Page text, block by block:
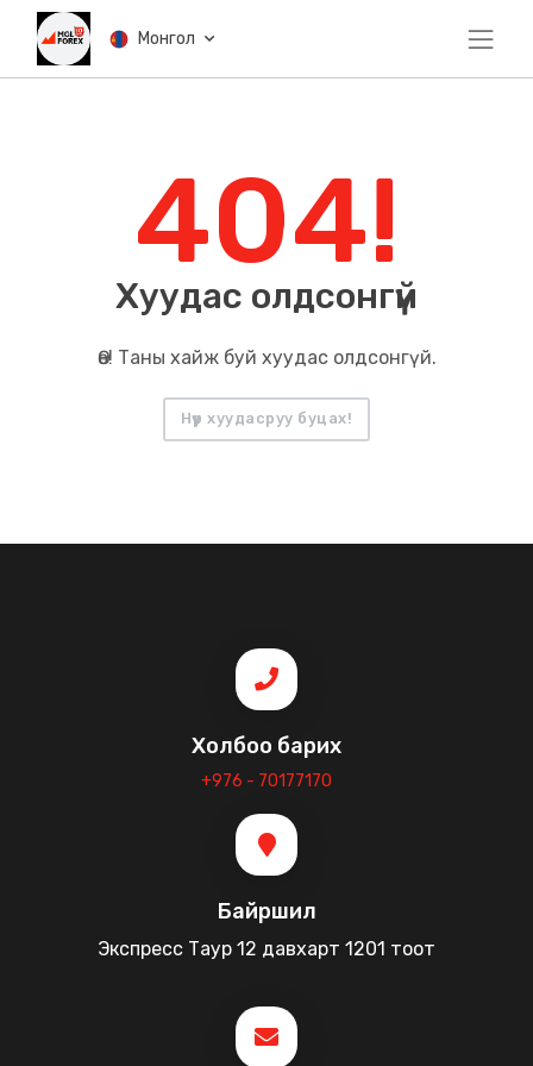
Монгол
404!
Хуудас олдсонгүй
Өө! Таны хайж буй хуудас олдсонгүй.
Нүүр хуудасруу буцах!
Холбоо барих
+976 - 70177170
Байршил
Экспресс Таур 12 давхарт 1201 тоот